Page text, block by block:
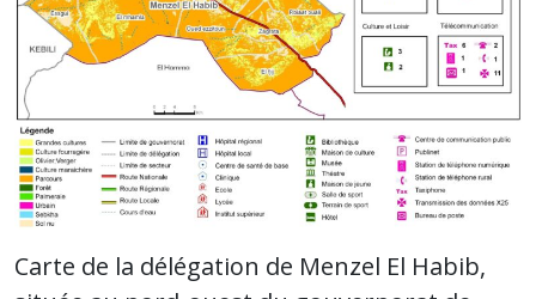
Carte de la délégation de Menzel El Habib,